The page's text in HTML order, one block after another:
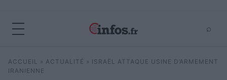
⌕
Rechercher ⌕ ×
ACCUEIL » ACTUALITÉ » ISRAËL ATTAQUE USINE D’ARMEMENT
IRANIENNE